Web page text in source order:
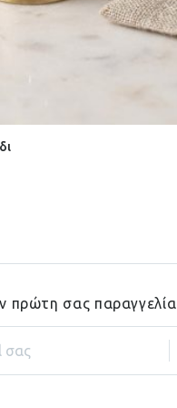
πρώτη σας παραγγελία